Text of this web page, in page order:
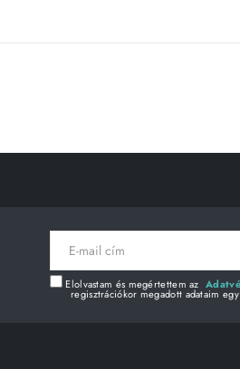
E-
mail
Elolvastam és megértettem az
regisztrációkor megadott adataim